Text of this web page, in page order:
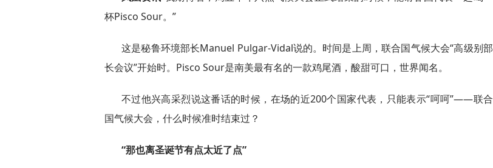
杯Pisco Sour。”
这是秘鲁环境部长Manuel Pulgar-Vidal说的。时间是上周，联合国气候大会“高级别部
长会议”开始时。Pisco Sour是南美最有名的一款鸡尾酒，酸甜可口，世界闻名。
不过他兴高采烈说这番话的时候，在场的近200个国家代表，只能表示“呵呵”——联合
国气候大会，什么时候准时结束过？
“那也离圣诞节有点太近了点”